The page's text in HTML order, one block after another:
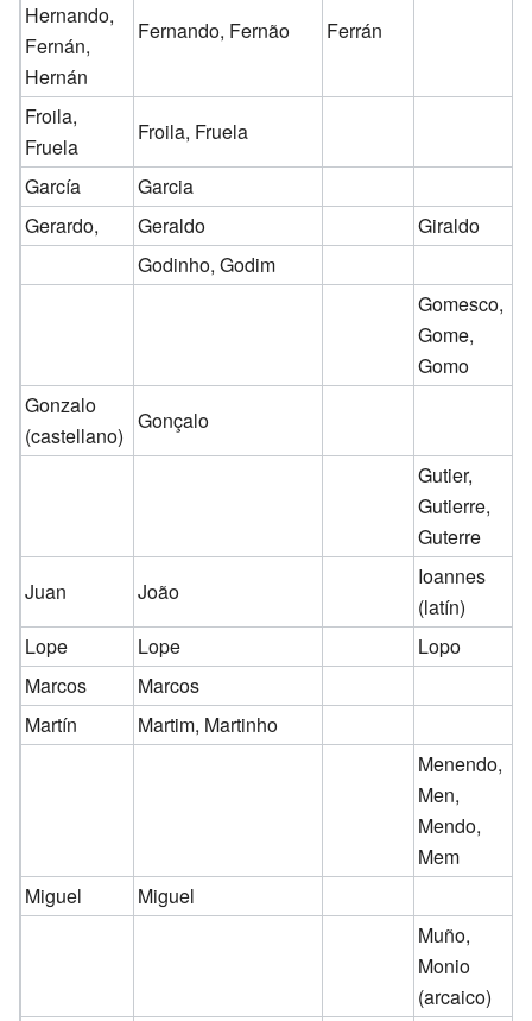
Hernando,
Fernán,
Hernán
Fernando, Fernão Ferrán
Froila,
Fruela
Froila, Fruela
García
Garcia
Gerardo,
Geraldo
Giraldo
Godinho, Godim
Gomesco,
Gome,
Gomo
Gonzalo
(castellano)
Gonçalo
Gutier,
Gutierre,
Guterre
Juan
João
Ioannes
(latín)
Lope
Lope
Lopo
Marcos
Marcos
Martín
Martim, Martinho
Menendo,
Men,
Mendo,
Mem
Miguel
Miguel
Muño,
Monio
(arcaico)